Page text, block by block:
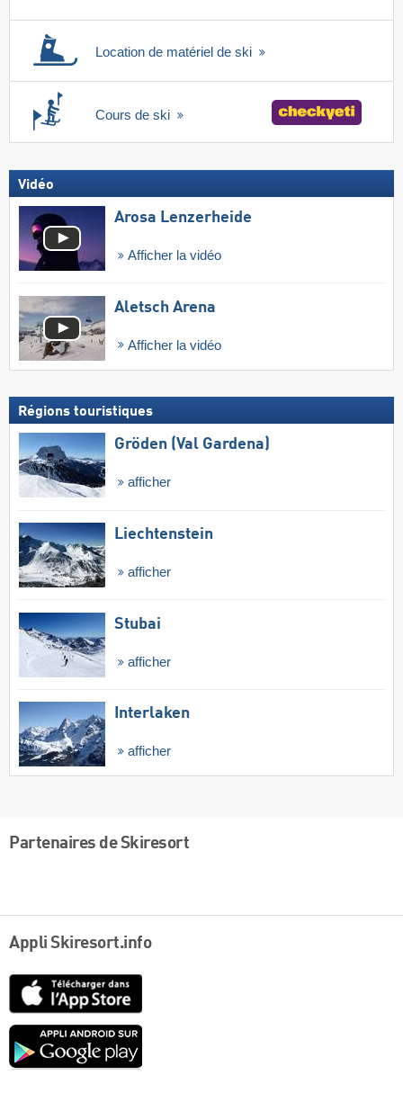
Location de matériel de ski
Cours de ski
Vidéo
Arosa Lenzerheide
Afficher la vidéo
Aletsch Arena
Afficher la vidéo
Régions touristiques
Gröden (Val Gardena)
afficher
Liechtenstein
afficher
Stubai
afficher
Interlaken
afficher
Partenaires de Skiresort
Appli Skiresort.info
Google